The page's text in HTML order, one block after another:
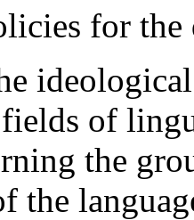
for the
of
the
the